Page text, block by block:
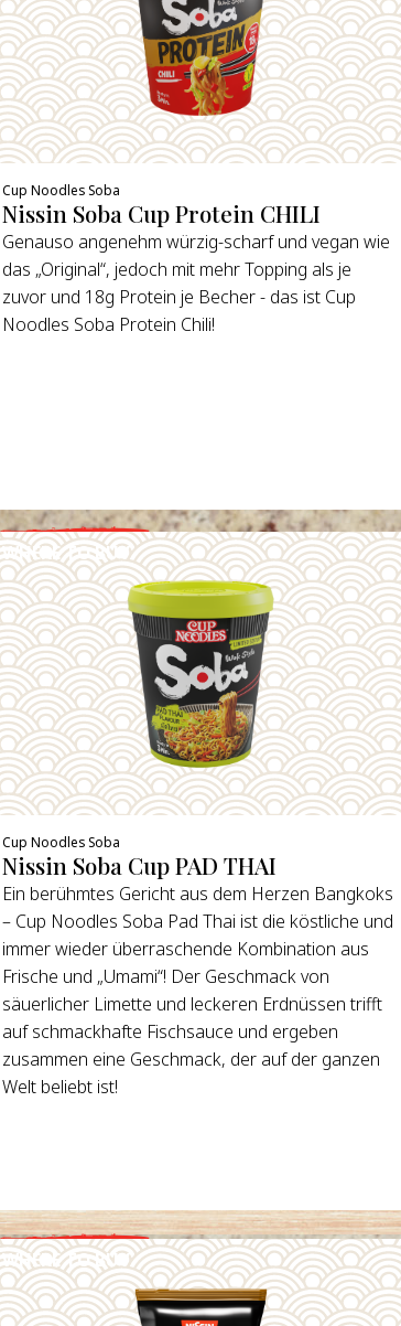
Cup Noodles Soba
Nissin Soba Cup Protein CHILI
Genauso angenehm würzig-scharf und vegan wie
das „Original“, jedoch mit mehr Topping als je
zuvor und 18g Protein je Becher - das ist Cup
Noodles Soba Protein Chili!
WHERE TO BUY
DETAILS
Cup Noodles Soba
Nissin Soba Cup PAD THAI
Ein berühmtes Gericht aus dem Herzen Bangkoks
– Cup Noodles Soba Pad Thai ist die köstliche und
immer wieder überraschende Kombination aus
Frische und „Umami“! Der Geschmack von
säuerlicher Limette und leckeren Erdnüssen trifft
auf schmackhafte Fischsauce und ergeben
zusammen eine Geschmack, der auf der ganzen
Welt beliebt ist!
WHERE TO BUY
DETAILS